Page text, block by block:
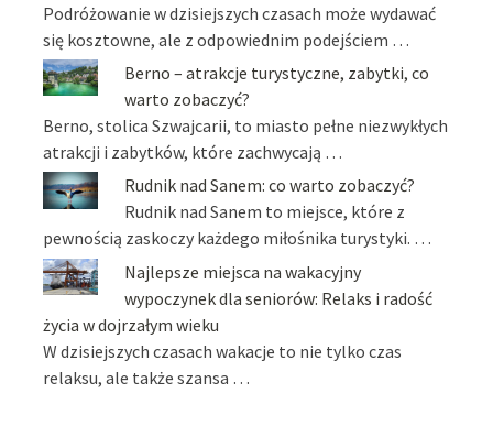
Podróżowanie w dzisiejszych czasach może wydawać
się kosztowne, ale z odpowiednim podejściem …
Berno – atrakcje turystyczne, zabytki, co
warto zobaczyć?
Berno, stolica Szwajcarii, to miasto pełne niezwykłych
atrakcji i zabytków, które zachwycają …
Rudnik nad Sanem: co warto zobaczyć?
Rudnik nad Sanem to miejsce, które z
pewnością zaskoczy każdego miłośnika turystyki. …
Najlepsze miejsca na wakacyjny
wypoczynek dla seniorów: Relaks i radość
życia w dojrzałym wieku
W dzisiejszych czasach wakacje to nie tylko czas
relaksu, ale także szansa …